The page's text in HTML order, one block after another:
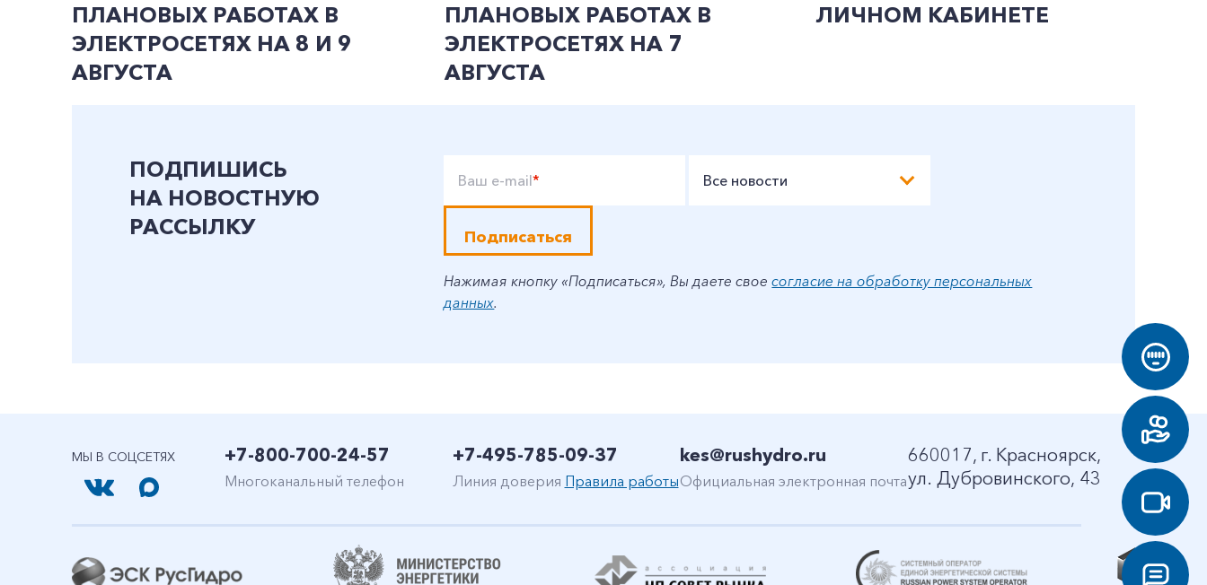
ПЛАНОВЫХ РАБОТАХ В
ЭЛЕКТРОСЕТЯХ НА 8 И 9
АВГУСТА
ПЛАНОВЫХ РАБОТАХ В
ЭЛЕКТРОСЕТЯХ НА 7
АВГУСТА
ЛИЧНОМ КАБИНЕТЕ
ПОДПИШИСЬ
НА НОВОСТНУЮ
РАССЫЛКУ
Ваш e-mail* Все новости
Подписаться
Нажимая кнопку «Подписаться», Вы даете своесогласие на обработку персональных
данных.
МЫ В СОЦСЕТЯХ +7-800-700-24-57
Многоканальный телефон
+7-495-785-09-37
Линия доверия Правила работы
kes@rushydro.ru
Официальная электронная почта
660017, г. Красноярск,
ул. Дубровинского, 43